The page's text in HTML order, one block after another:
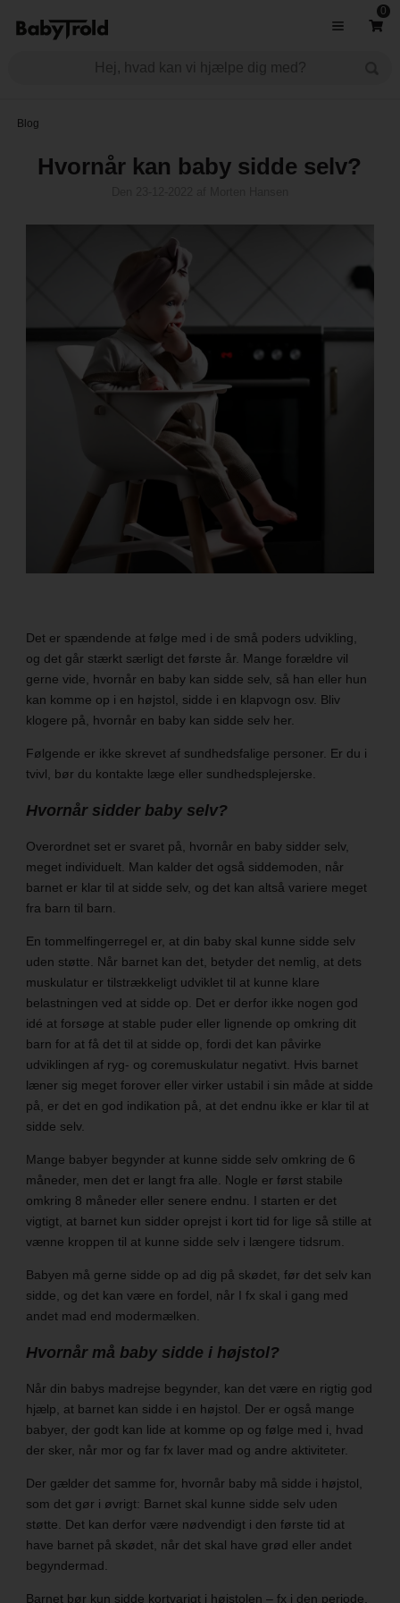
0
Blog
Hvornår kan baby sidde selv?
Det er spændende at følge med i de små poders udvikling,
og det går stærkt særligt det første år. Mange forældre vil
gerne vide, hvornår en baby kan sidde selv, så han eller hun
kan komme op i en højstol, sidde i en klapvogn osv. Bliv
klogere på, hvornår en baby kan sidde selv her.
Følgende er ikke skrevet af sundhedsfalige personer. Er du i
tvivl, bør du kontakte læge eller sundhedsplejerske.
Hvornår sidder baby selv?
Overordnet set er svaret på, hvornår en baby sidder selv,
meget individuelt. Man kalder det også siddemoden, når
barnet er klar til at sidde selv, og det kan altså variere meget
fra barn til barn.
En tommelfingerregel er, at din baby skal kunne sidde selv
uden støtte. Når barnet kan det, betyder det nemlig, at dets
muskulatur er tilstrækkeligt udviklet til at kunne klare
belastningen ved at sidde op. Det er derfor ikke nogen god
idé at forsøge at stable puder eller lignende op omkring dit
barn for at få det til at sidde op, fordi det kan påvirke
udviklingen af ryg- og coremuskulatur negativt. Hvis barnet
læner sig meget forover eller virker ustabil i sin måde at sidde
på, er det en god indikation på, at det endnu ikke er klar til at
sidde selv.
Mange babyer begynder at kunne sidde selv omkring de 6
måneder, men det er langt fra alle. Nogle er først stabile
omkring 8 måneder eller senere endnu. I starten er det
vigtigt, at barnet kun sidder oprejst i kort tid for lige så stille at
vænne kroppen til at kunne sidde selv i længere tidsrum.
Babyen må gerne sidde op ad dig på skødet, før det selv kan
sidde, og det kan være en fordel, når I fx skal i gang med
andet mad end modermælken.
Hvornår må baby sidde i højstol?
Når din babys madrejse begynder, kan det være en rigtig god
hjælp, at barnet kan sidde i en højstol. Der er også mange
babyer, der godt kan lide at komme op og følge med i, hvad
der sker, når mor og far fx laver mad og andre aktiviteter.
Der gælder det samme for, hvornår baby må sidde i højstol,
som det gør i øvrigt: Barnet skal kunne sidde selv uden
støtte. Det kan derfor være nødvendigt i den første tid at
have barnet på skødet, når det skal have grød eller andet
begyndermad.
Barnet bør kun sidde kortvarigt i højstolen – fx i den periode,